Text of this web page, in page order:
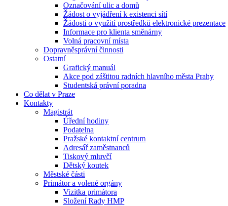
Označování ulic a domů
Žádost o vyjádření k existenci sítí
Žádosti o využití prostředků elektronické prezentace
Informace pro klienta směnárny
Volná pracovní místa
Dopravněsprávní činnosti
Ostatní
Grafický manuál
Akce pod záštitou radních hlavního města Prahy
Studentská právní poradna
Co dělat v Praze
Kontakty
Magistrát
Úřední hodiny
Podatelna
Pražské kontaktní centrum
Adresář zaměstnanců
Tiskový mluvčí
Dětský koutek
Městské části
Primátor a volené orgány
Vizitka primátora
Složení Rady HMP